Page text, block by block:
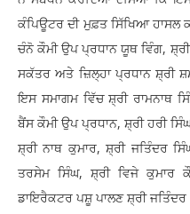
ਕੰਪਿਊਟਰ ਦੀ ਮੁਫ਼ਤ ਸਿੱਖਿਆ ਹਾਸਲ
ਚੰਨੋ ਕੌਮੀ ਉਪ ਪ੍ਰਧਾਨ ਯੂਥ ਵਿੰਗ,
ਸਕੱਤਰ ਅਤੇ ਜ਼ਿਲ੍ਹਾ ਪ੍ਰਧਾਨ ਸ਼੍ਰੀ
ਇਸ ਸਮਾਗਮ ਵਿੱਚ ਸ਼੍ਰੀ ਰਾਮਨਾਥ
ਬੈਂਸ ਕੌਮੀ ਉਪ ਪ੍ਰਧਾਨ, ਸ਼੍ਰੀ ਹਰੀ
ਸ਼੍ਰੀ ਨਾਥ ਕੁਮਾਰ, ਸ਼੍ਰੀ ਜਤਿੰਦਰ
ਤਰਸੇਮ ਸਿੰਘ, ਸ਼੍ਰੀ ਵਿਜੇ ਕੁਮਾਰ
ਡਾਇਰੈਕਟਰ ਪਸ਼ੂ ਪਾਲਣ ਸ਼੍ਰੀ